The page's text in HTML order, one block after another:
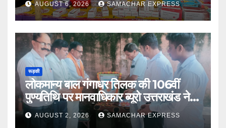
AUGUST 6, 2026 SAMACHAR EXPRESS
रूड़की
लोकमान्य बाल गंगाधर तिलक की 106वीं
पुण्यतिथि पर मानवाधिकार ब्यूरो उत्तराखंड ने दी
भावभीनी श्रद्धांजलि
AUGUST 2, 2026 SAMACHAR EXPRESS